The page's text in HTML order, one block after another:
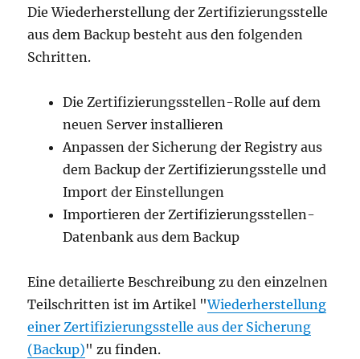
Die Wiederherstellung der Zertifizierungsstelle
aus dem Backup besteht aus den folgenden
Schritten.
Die Zertifizierungsstellen-Rolle auf dem
neuen Server installieren
Anpassen der Sicherung der Registry aus
dem Backup der Zertifizierungsstelle und
Import der Einstellungen
Importieren der Zertifizierungsstellen-
Datenbank aus dem Backup
Eine detailierte Beschreibung zu den einzelnen
Teilschritten ist im Artikel "Wiederherstellung
einer Zertifizierungsstelle aus der Sicherung
(Backup)" zu finden.